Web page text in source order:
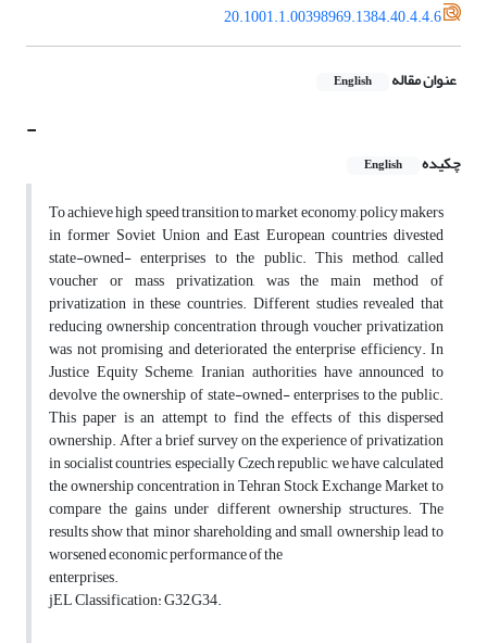
20.1001.1.00398969.1384.40.4.4.6
عنوان مقاله English
-
چکیده English
To achieve high speed transition to market economy, policy makers
in former Soviet Union and East European countries divested
state-owned- enterprises to the public. This method, called
voucher or mass privatization, was the main method of
privatization in these countries. Different studies revealed that
reducing ownership concentration through voucher privatization
was not promising and deteriorated the enterprise efficiency. In
Justice Equity Scheme, Iranian authorities have announced to
devolve the ownership of state-owned- enterprises to the public.
This paper is an attempt to find the effects of this dispersed
ownership. After a brief survey on the experience of privatization
in socialist countries, especially Czech republic, we have calculated
the ownership concentration in Tehran Stock Exchange Market to
compare the gains under different ownership structures. The
results show that minor shareholding and small ownership lead to
worsened economic performance of the
enterprises.
jEL Classification: G32,G34.